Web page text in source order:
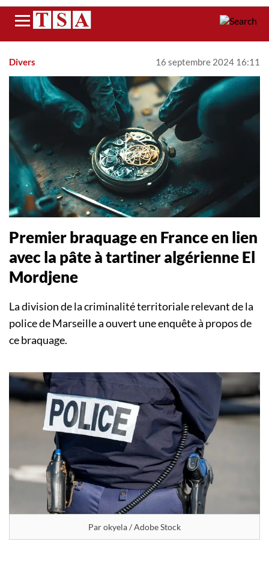
Menu
Divers 16 septembre 2024 16:11
Premier braquage en France en lien
avec la pâte à tartiner algérienne El
Mordjene
La division de la criminalité territoriale relevant de la
police de Marseille a ouvert une enquête à propos de
ce braquage.
Par okyela / Adobe Stock